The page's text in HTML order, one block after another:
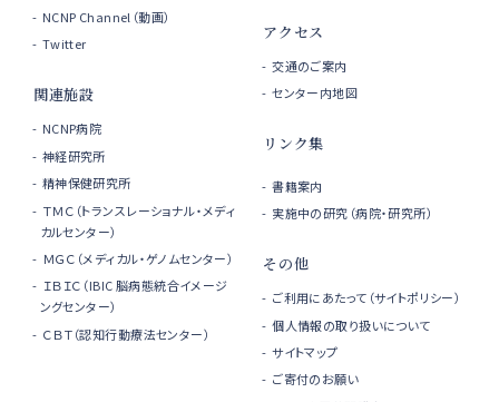
NCNP Channel（動画）
Twitter
関連施設
NCNP病院
神経研究所
精神保健研究所
ＴＭＣ（トランスレーショナル・メディ
カルセンター）
ＭＧＣ（メディカル・ゲノムセンター）
ＩＢＩＣ（IBIC 脳病態統合イメージ
ングセンター）
ＣＢＴ（認知行動療法センター）
アクセス
交通のご案内
センター内地図
リンク集
書籍案内
実施中の研究（病院・研究所）
その他
ご利用にあたって（サイトポリシー）
個人情報の取り扱いについて
サイトマップ
ご寄付のお願い